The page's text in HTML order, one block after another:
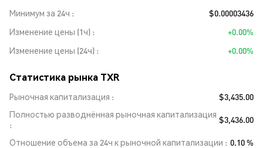
Минимум за 24ч
$0.00003436
Изменение цены (1ч)
+0.00%
Изменение цены (24ч)
+0.00%
Статистика рынка TXR
Рыночная капитализация
$3,435.00
Полностью разводнённая рыночная капитализация $3,436.00
Отношение объема за 24ч к рыночной капитализации
0.10 %